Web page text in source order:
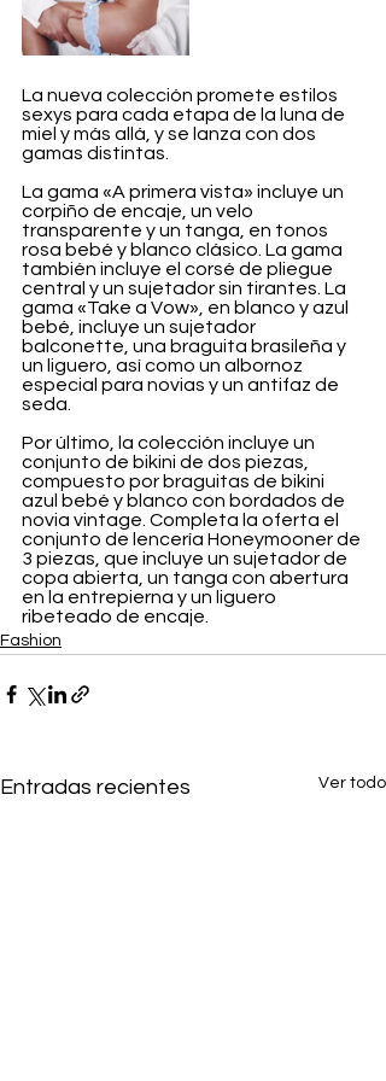
La nueva colección promete estilos
sexys para cada etapa de la luna de
miel y más allá, y se lanza con dos
gamas distintas.
La gama «A primera vista» incluye un
corpiño de encaje, un velo
transparente y un tanga, en tonos
rosa bebé y blanco clásico. La gama
también incluye el corsé de pliegue
central y un sujetador sin tirantes. La
gama «Take a Vow», en blanco y azul
bebé, incluye un sujetador
balconette, una braguita brasileña y
un liguero, así como un albornoz
especial para novias y un antifaz de
seda.
Por último, la colección incluye un
conjunto de bikini de dos piezas,
compuesto por braguitas de bikini
azul bebé y blanco con bordados de
novia vintage. Completa la oferta el
conjunto de lencería Honeymooner de
3 piezas, que incluye un sujetador de
copa abierta, un tanga con abertura
en la entrepierna y un liguero
ribeteado de encaje.
Fashion
Entradas recientes Ver todo